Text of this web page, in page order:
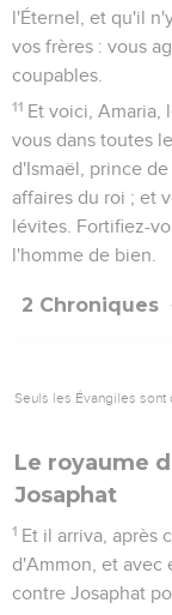
l'Éternel, et qu'il
vos frères : vous
coupables.
11 Et voici, Amaria,
vous dans toutes
d'Ismaël, prince
affaires du roi ; et
lévites. Fortifiez-
l'homme de bien.
2 Chroniques
Seuls les Évangiles
Le royaume
Josaphat
1 Et il arriva, après
d'Ammon, et avec
contre Josaphat